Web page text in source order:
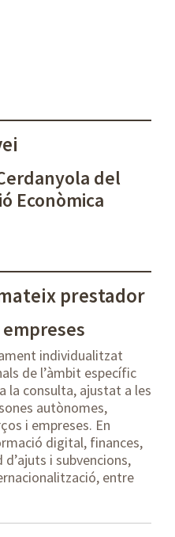
del
Econòmica
prestador
individualitzat
de l’àmbit específic
la consulta, ajustat a les
autònomes,
i empreses. En
digital, finances,
i subvencions,
entre